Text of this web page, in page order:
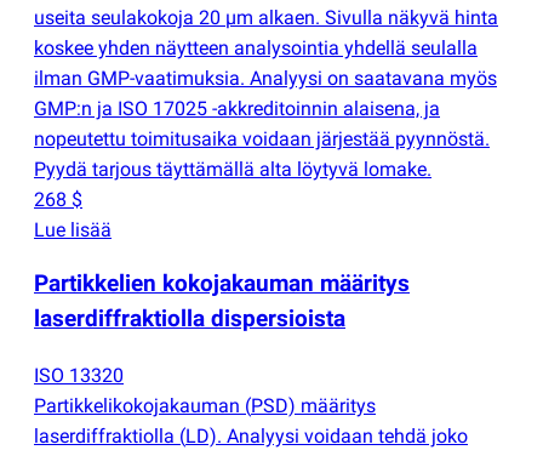
useita seulakokoja 20 µm alkaen. Sivulla näkyvä hinta
koskee yhden näytteen analysointia yhdellä seulalla
ilman GMP-vaatimuksia. Analyysi on saatavana myös
GMP:n ja ISO 17025 -akkreditoinnin alaisena, ja
nopeutettu toimitusaika voidaan järjestää pyynnöstä.
Pyydä tarjous täyttämällä alta löytyvä lomake.
268 $
Lue lisää
Partikkelien kokojakauman määritys
laserdiffraktiolla dispersioista
ISO 13320
Partikkelikokojakauman (PSD) määritys
laserdiffraktiolla (LD). Analyysi voidaan tehdä joko